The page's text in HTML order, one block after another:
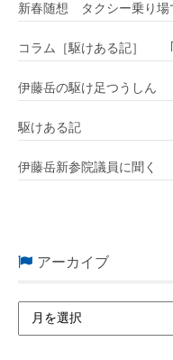
新春随想 タクシー乗り場
コラム［駆けある記］
伊藤岳の駆け足つうしん
駆けある記
伊藤岳新参院議員に聞く
アーカイブ